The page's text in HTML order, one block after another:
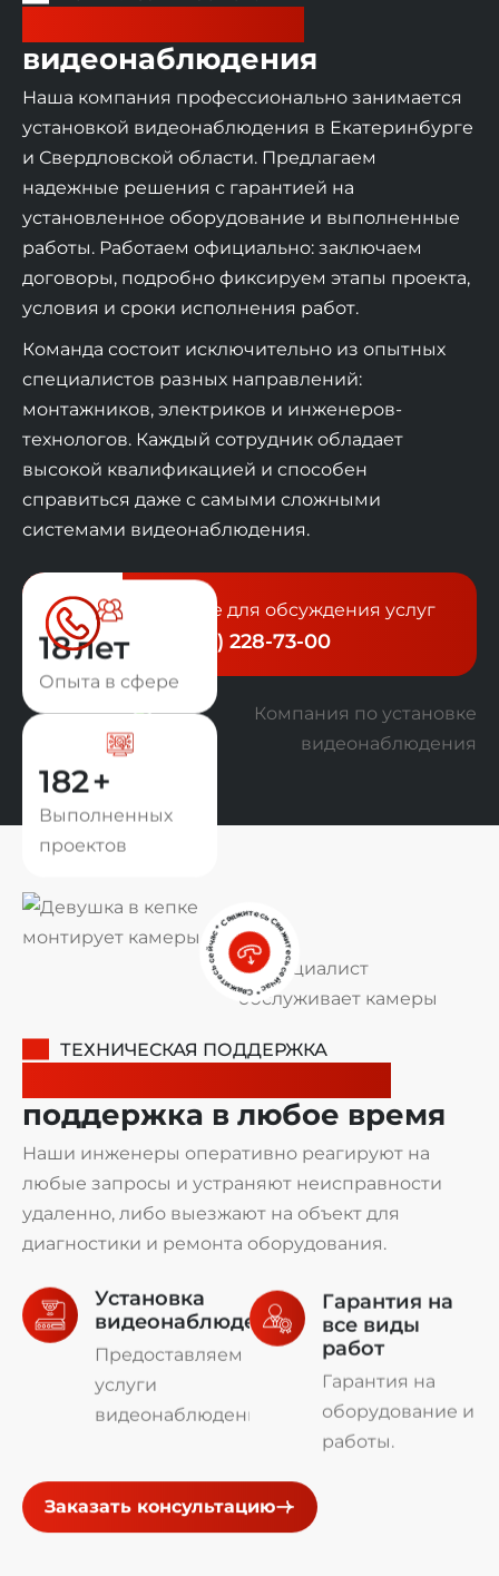
видеонаблюдения
Наша компания профессионально занимается
установкой видеонаблюдения в Екатеринбурге
и Свердловской области. Предлагаем
надежные решения с гарантией на
установленное оборудование и выполненные
работы. Работаем официально: заключаем
договоры, подробно фиксируем этапы проекта,
условия и сроки исполнения работ.
Команда состоит исключительно из опытных
специалистов разных направлений:
монтажников, электриков и инженеров-
технологов. Каждый сотрудник обладает
высокой квалификацией и способен
справиться даже с самыми сложными
системами видеонаблюдения.
Звоните для обсуждения услуг
+7 (343) 228-73-00
25лет
Опыта в сфере
250+
Выполненных
проектов
Свяжитесь сейчас * Свяжитесь сейчас * Свяжитесь сейчас
ТЕХНИЧЕСКАЯ ПОДДЕРЖКА
поддержка в любое время
Наши инженеры оперативно реагируют на
любые запросы и устраняют неисправности
удаленно, либо выезжают на объект для
диагностики и ремонта оборудования.
Установка
видеонаблюдения
Предоставляем
услуги
видеонаблюдения.
Гарантия на
все виды
работ
Гарантия на
оборудование и
работы.
Заказать консультацию